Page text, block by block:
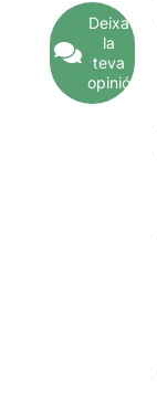
Deixa
la
teva
opinió